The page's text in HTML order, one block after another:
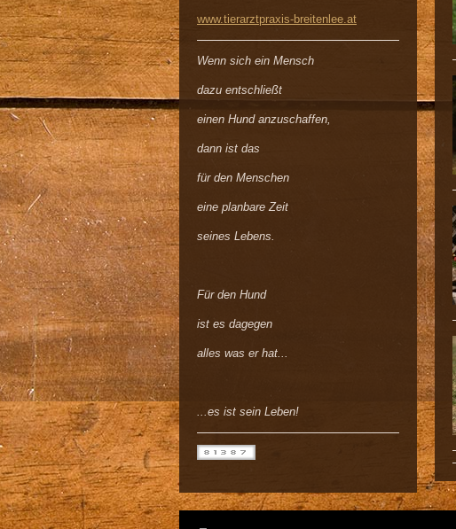
www.tierarztpraxis-breitenlee.at
Wenn sich ein Mensch
dazu entschließt
einen Hund anzuschaffen,
dann ist das
für den Menschen
eine planbare Zeit
seines Lebens.
Für den Hund
ist es dagegen
alles was er hat...
...es ist sein Leben!